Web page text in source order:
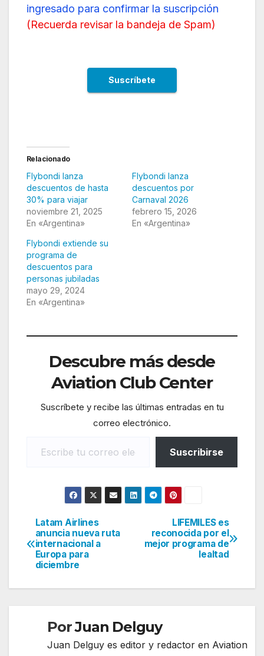
ingresado para confirmar la suscripción
(Recuerda revisar la bandeja de Spam)
Relacionado
Flybondi lanza
descuentos de hasta
30% para viajar
noviembre 21, 2025
En «Argentina»
Flybondi lanza
descuentos por
Carnaval 2026
febrero 15, 2026
En «Argentina»
Flybondi extiende su
programa de
descuentos para
personas jubiladas
mayo 29, 2024
En «Argentina»
Descubre más desde
Aviation Club Center
Suscríbete y recibe las últimas entradas en tu
correo electrónico.
Suscribirse
Navegación
de
LIFEMILES es
reconocida por el
mejor programa de
lealtad
Latam Airlines
anuncia nueva ruta
internacional a
Europa para
diciembre
PorJuan Delguy
Juan Delguy es editor y redactor en Aviation